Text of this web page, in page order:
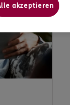
akzeptieren